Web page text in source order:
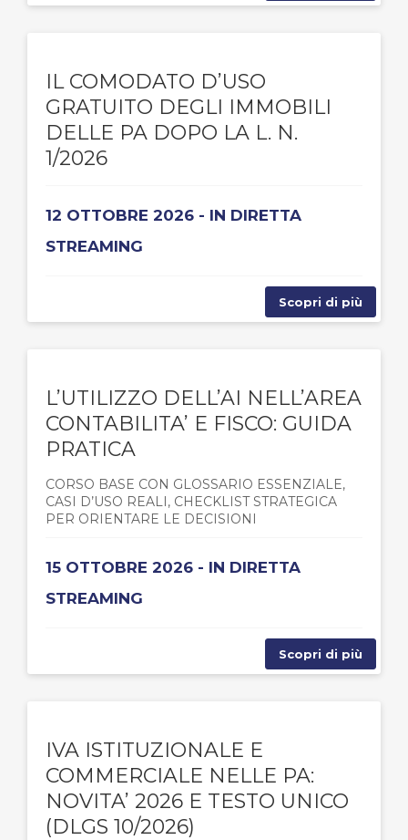
IL COMODATO D’USO
GRATUITO DEGLI IMMOBILI
DELLE PA DOPO LA L. N.
1/2026
12 OTTOBRE 2026 - IN DIRETTA
STREAMING
Scopri di più
L’UTILIZZO DELL’AI NELL’AREA
CONTABILITA’ E FISCO: GUIDA
PRATICA
CORSO BASE CON GLOSSARIO ESSENZIALE,
CASI D’USO REALI, CHECKLIST STRATEGICA
PER ORIENTARE LE DECISIONI
15 OTTOBRE 2026 - IN DIRETTA
STREAMING
Scopri di più
IVA ISTITUZIONALE E
COMMERCIALE NELLE PA:
NOVITA’ 2026 E TESTO UNICO
(DLGS 10/2026)